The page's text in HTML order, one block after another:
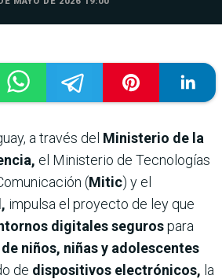
a través del Ministerio de la
el Ministerio de Tecnologías
(Mitic) y el
impulsa el proyecto de ley que
digitales segurospara
niños, niñas y adolescentes
de dispositivos electrónicos, la